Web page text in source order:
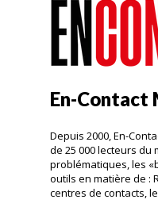
En-Contact
Depuis 2000, En-
de 25 000 lecteurs
problématiques, les
outils en matière de :
centres de contacts, le